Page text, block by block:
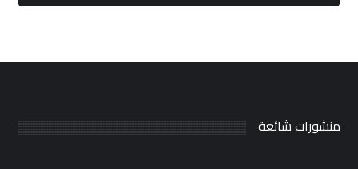
منشورات شائعة